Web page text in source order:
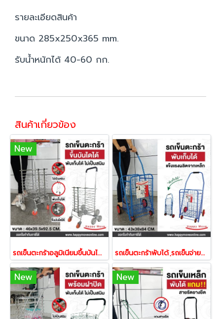
รายละเอียดสินค้า
ขนาด 285x250x365 mm.
รับน้ำหนักได้ 40-60 กก.
สินค้าเกี่ยวข้อง
New
รถเข็นตะกร้าอลูมิเนียมขึ้นบันไดได้ พับเก็บได้ Happy Move 40489 รถเข็นตะกร้าพับได้ ฺรถเข็นจ่ายตลาด รถเข็นช้อบปิ้ง Basket Trolley Happy Move 52017
New New